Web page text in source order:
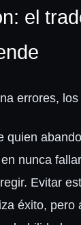
el
errores,
quien
nunca
Evitar
éxito, pero